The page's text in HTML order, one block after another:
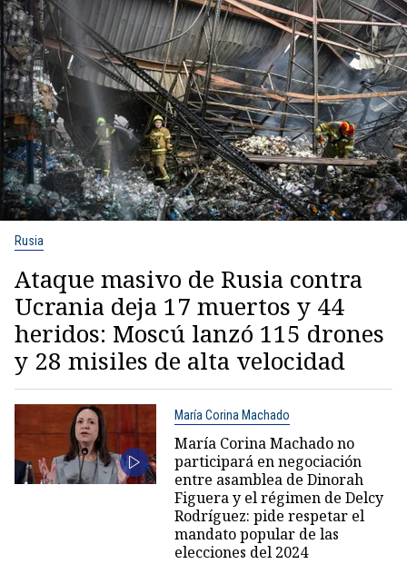
Rusia
Ataque masivo de Rusia contra
Ucrania deja 17 muertos y 44
heridos: Moscú lanzó 115 drones
y 28 misiles de alta velocidad
María Corina Machado
María Corina Machado no
participará en negociación
entre asamblea de Dinorah
Figuera y el régimen de Delcy
Rodríguez: pide respetar el
mandato popular de las
elecciones del 2024